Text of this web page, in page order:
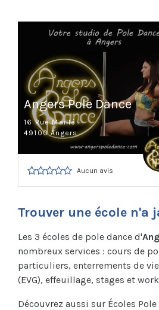
Angers Pole Dance
16 Rue Maillé
49100 Angers
Aucun avis
Trouver une école n'a
Les 3 écoles de pole dance d'
nombreux services : cours de
particuliers, enterrements de
(EVG), effeuillage, stages et
Découvrez aussi sur Écoles